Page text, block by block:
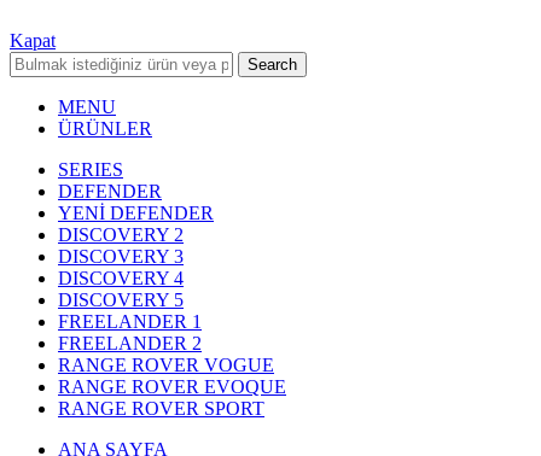
Kapat
Search
MENU
ÜRÜNLER
SERIES
DEFENDER
YENİ DEFENDER
DISCOVERY 2
DISCOVERY 3
DISCOVERY 4
DISCOVERY 5
FREELANDER 1
FREELANDER 2
RANGE ROVER VOGUE
RANGE ROVER EVOQUE
RANGE ROVER SPORT
ANA SAYFA